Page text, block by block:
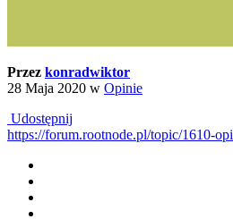
Przez konradwiktor
28 Maja 2020 w Opinie
Udostępnij
https://forum.rootnode.pl/topic/1610-